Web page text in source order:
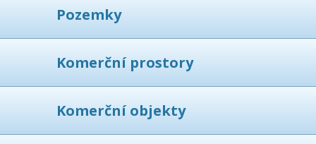
Pozemky
Komerční prostory
Komerční objekty